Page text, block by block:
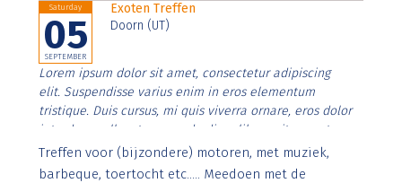
Saturday
05
SEPTEMBER
Exoten Treffen
Doorn (UT)
Lorem ipsum dolor sit amet, consectetur adipiscing
elit. Suspendisse varius enim in eros elementum
tristique. Duis cursus, mi quis viverra ornare, eros dolor
interdum nulla, ut commodo diam libero vitae erat.
Aenean faucibus nibh et justo cursus id rutrum lorem
imperdiet. Nunc ut sem vitae risus tristique posuere.
Treffen voor (bijzondere) motoren, met muziek,
barbeque, toertocht etc..... Meedoen met de